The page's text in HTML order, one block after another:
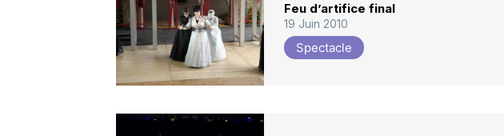
Feu d’artifice final
19 Juin 2010
Spectacle